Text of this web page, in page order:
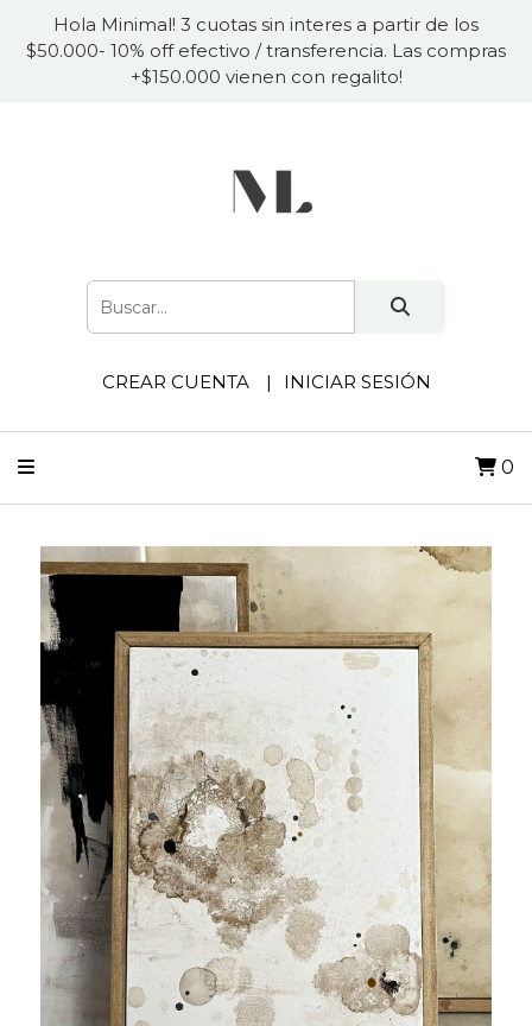
Hola Minimal! 3 cuotas sin interes a partir de los
$50.000- 10% off efectivo / transferencia. Las compras
+$150.000 vienen con regalito!
CREAR CUENTA INICIAR SESIÓN
0